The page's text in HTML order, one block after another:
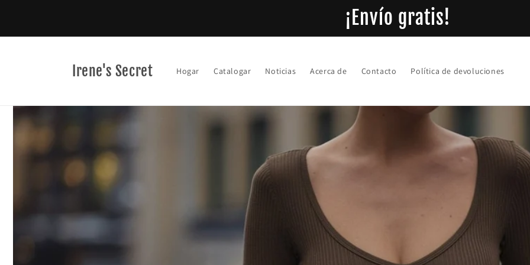
¡Envío gratis!
Irene's Secret Hogar Catalogar Noticias Acerca de Contacto Política de devoluciones